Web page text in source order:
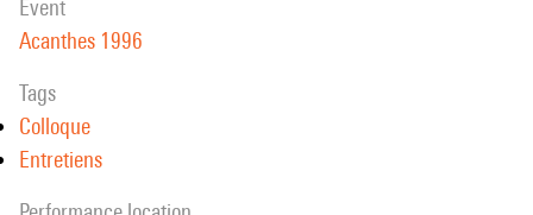
event
Acanthes 1996
Tags
Colloque
Entretiens